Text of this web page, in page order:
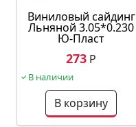
Виниловый сайдинг
Льняной 3.05*0.230
Ю-Пласт
273 Р
В наличии
В корзину